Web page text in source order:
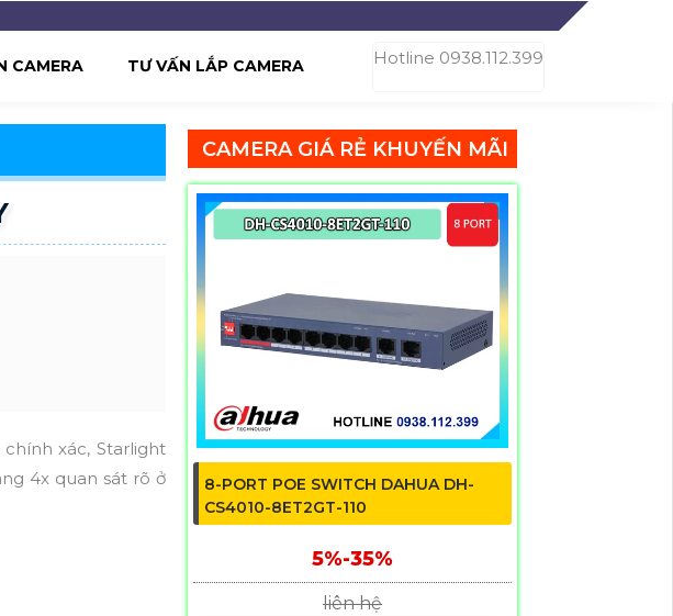
Hotline 0938.112.399
CAMERA TƯ VẤN LẮP CAMERA
xác, Starlight
4x quan sát rõ ở
CAMERA GIÁ RẺ KHUYẾN MÃI
8-PORT POE SWITCH DAHUA DH-
CS4010-8ET2GT-110
5%-35%
liên hệ